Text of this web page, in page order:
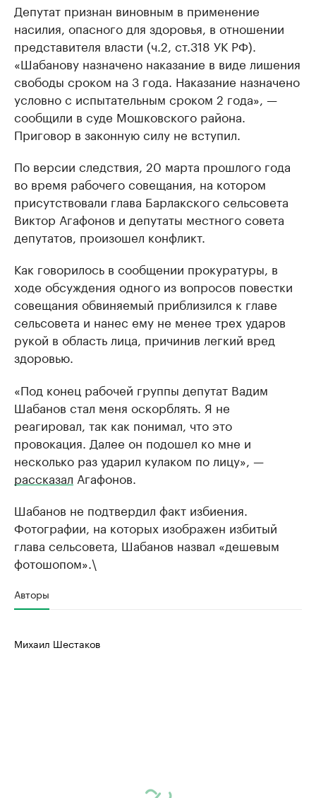
Депутат признан виновным в применение
насилия, опасного для здоровья, в отношении
представителя власти (ч.2, ст.318 УК РФ).
«Шабанову назначено наказание в виде лишения
свободы сроком на 3 года. Наказание назначено
условно с испытательным сроком 2 года», —
сообщили в суде Мошковского района.
Приговор в законную силу не вступил.
По версии следствия, 20 марта прошлого года
во время рабочего совещания, на котором
присутствовали глава Барлакского сельсовета
Виктор Агафонов и депутаты местного совета
депутатов, произошел конфликт.
Как говорилось в сообщении прокуратуры, в
ходе обсуждения одного из вопросов повестки
совещания обвиняемый приблизился к главе
сельсовета и нанес ему не менее трех ударов
рукой в область лица, причинив легкий вред
здоровью.
«Под конец рабочей группы депутат Вадим
Шабанов стал меня оскорблять. Я не
реагировал, так как понимал, что это
провокация. Далее он подошел ко мне и
несколько раз ударил кулаком по лицу», —
рассказал Агафонов.
Шабанов не подтвердил факт избиения.
Фотографии, на которых изображен избитый
глава сельсовета, Шабанов назвал «дешевым
фотошопом».\
Авторы
Михаил Шестаков